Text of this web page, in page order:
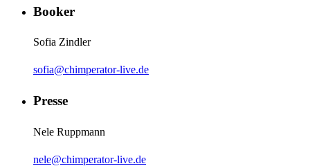
Booker
Sofia Zindler
sofia@chimperator-live.de
Presse
Nele Ruppmann
nele@chimperator-live.de